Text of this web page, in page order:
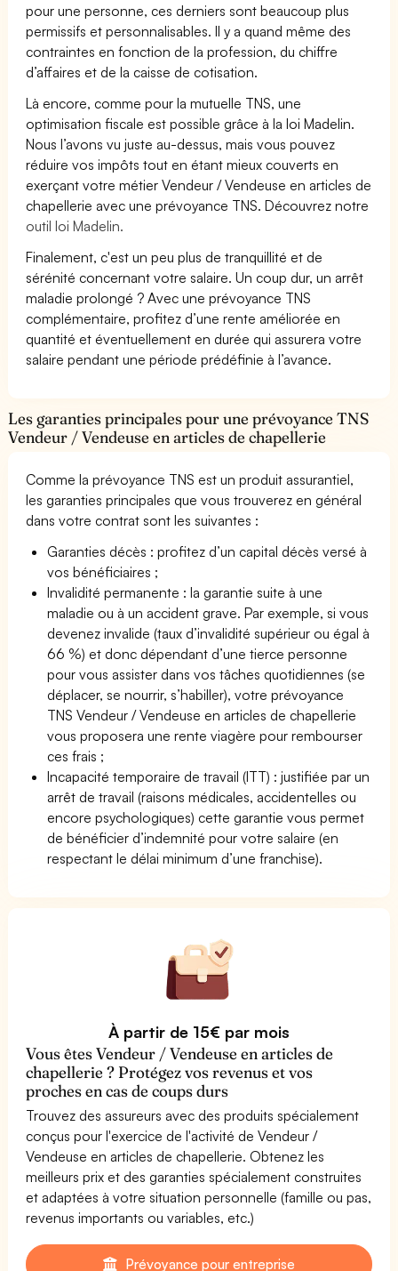
pour une personne, ces derniers sont beaucoup plus
permissifs et personnalisables. Il y a quand même des
contraintes en fonction de la profession, du chiffre
d’affaires et de la caisse de cotisation.
Là encore, comme pour la mutuelle TNS, une
optimisation fiscale est possible grâce à la loi Madelin.
Nous l’avons vu juste au-dessus, mais vous pouvez
réduire vos impôts tout en étant mieux couverts en
exerçant votre métier Vendeur / Vendeuse en articles de
chapellerie avec une prévoyance TNS. Découvrez notre
outil loi Madelin.
Finalement, c'est un peu plus de tranquillité et de
sérénité concernant votre salaire. Un coup dur, un arrêt
maladie prolongé ? Avec une prévoyance TNS
complémentaire, profitez d’une rente améliorée en
quantité et éventuellement en durée qui assurera votre
salaire pendant une période prédéfinie à l’avance.
Les garanties principales pour une prévoyance TNS
Vendeur / Vendeuse en articles de chapellerie
Comme la prévoyance TNS est un produit assurantiel,
les garanties principales que vous trouverez en général
dans votre contrat sont les suivantes :
Garanties décès : profitez d’un capital décès versé à
vos bénéficiaires ;
Invalidité permanente : la garantie suite à une
maladie ou à un accident grave. Par exemple, si vous
devenez invalide (taux d’invalidité supérieur ou égal à
66 %) et donc dépendant d’une tierce personne
pour vous assister dans vos tâches quotidiennes (se
déplacer, se nourrir, s’habiller), votre prévoyance
TNS Vendeur / Vendeuse en articles de chapellerie
vous proposera une rente viagère pour rembourser
ces frais ;
Incapacité temporaire de travail (ITT) : justifiée par un
arrêt de travail (raisons médicales, accidentelles ou
encore psychologiques) cette garantie vous permet
de bénéficier d’indemnité pour votre salaire (en
respectant le délai minimum d’une franchise).
À partir de 15€ par mois
Vous êtes Vendeur / Vendeuse en articles de
chapellerie ? Protégez vos revenus et vos
proches en cas de coups durs
Trouvez des assureurs avec des produits spécialement
conçus pour l'exercice de l'activité de Vendeur /
Vendeuse en articles de chapellerie. Obtenez les
meilleurs prix et des garanties spécialement construites
et adaptées à votre situation personnelle (famille ou pas,
revenus importants ou variables, etc.)
Prévoyance pour entreprise